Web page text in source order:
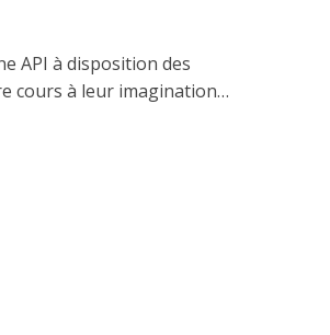
API à disposition des
cours à leur imagination…